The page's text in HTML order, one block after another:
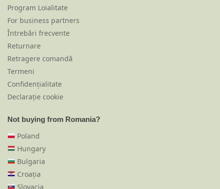
Program Loialitate
For business partners
Întrebări frecvente
Returnare
Retragere comandă
Termeni
Confidențialitate
Declarație cookie
Not buying from Romania?
Poland
Hungary
Bulgaria
Croația
Slovacia